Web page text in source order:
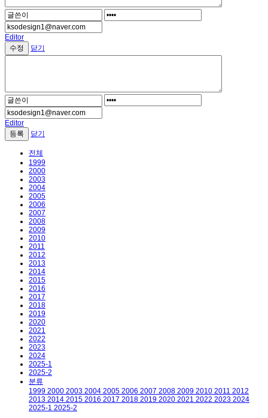
Editor
닫기
Editor
닫기
전체
1999
2000
2003
2004
2005
2006
2007
2008
2009
2010
2011
2012
2013
2014
2015
2016
2017
2018
2019
2020
2021
2022
2023
2024
2025-1
2025-2
분류
1999 2000 2003 2004 2005 2006 2007 2008 2009 2010 2011 2012
2013 2014 2015 2016 2017 2018 2019 2020 2021 2022 2023 2024
2025-1 2025-2